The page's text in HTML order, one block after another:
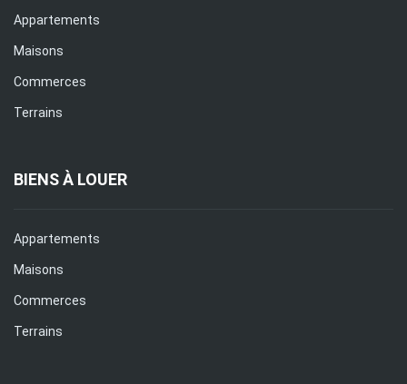
Appartements
Maisons
Commerces
Terrains
BIENS À LOUER
Appartements
Maisons
Commerces
Terrains